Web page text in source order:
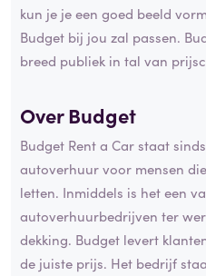
kun je je een goed beeld
Budget bij jou zal passen.
breed publiek in tal van
Over Budget
Budget Rent a Car staat
autoverhuur voor mensen
letten. Inmiddels is het een
autoverhuurbedrijven ter
dekking. Budget levert
de juiste prijs. Het bedrijf